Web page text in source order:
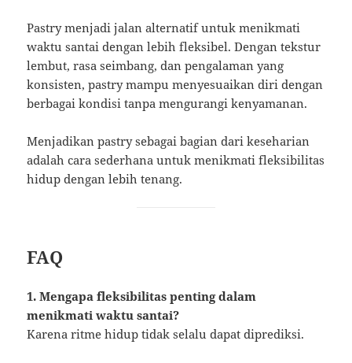
Pastry menjadi jalan alternatif untuk menikmati
waktu santai dengan lebih fleksibel. Dengan tekstur
lembut, rasa seimbang, dan pengalaman yang
konsisten, pastry mampu menyesuaikan diri dengan
berbagai kondisi tanpa mengurangi kenyamanan.
Menjadikan pastry sebagai bagian dari keseharian
adalah cara sederhana untuk menikmati fleksibilitas
hidup dengan lebih tenang.
FAQ
1. Mengapa fleksibilitas penting dalam
menikmati waktu santai?
Karena ritme hidup tidak selalu dapat diprediksi.